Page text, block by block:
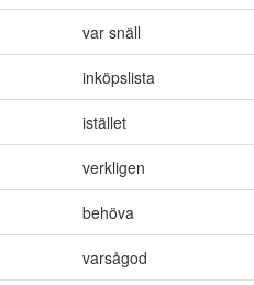
var snäll
inköpslista
istället
verkligen
behöva
varsågod